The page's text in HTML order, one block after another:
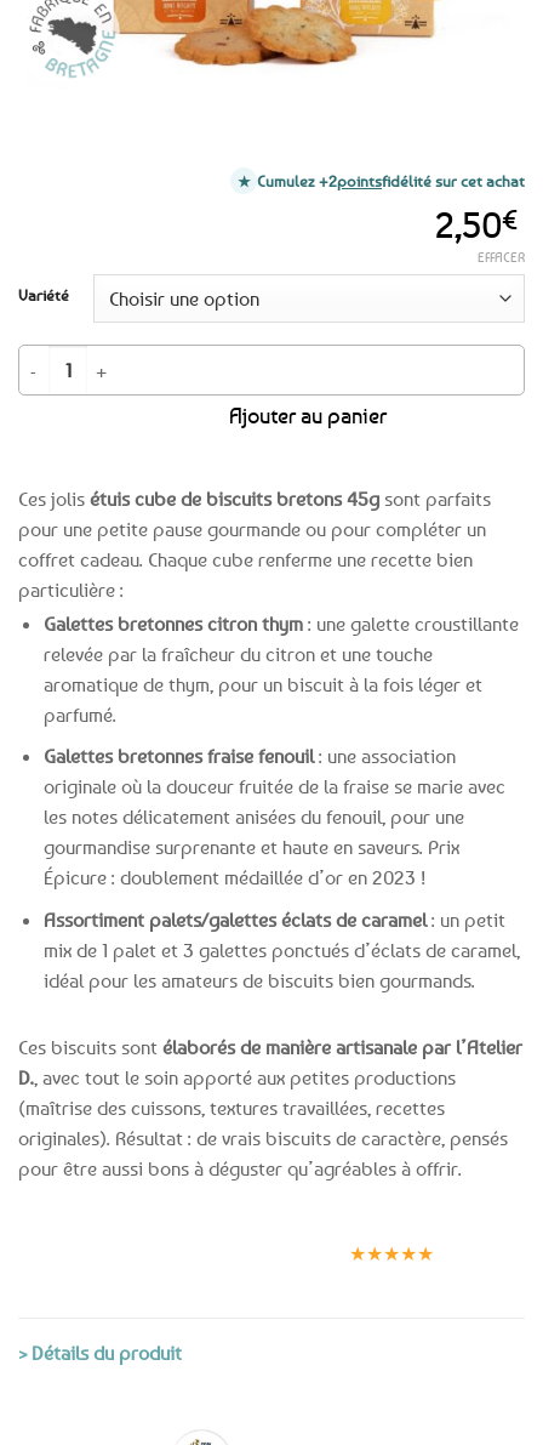
Ces jolis étuis cube de biscuits bretons 45g sont parfaits
pour une petite pause gourmande ou pour compléter un
coffret cadeau. Chaque cube renferme une recette bien
particulière :
Galettes bretonnes citron thym: une galette croustillante
relevée par la fraîcheur du citron et une touche
aromatique de thym, pour un biscuit à la fois léger et
parfumé.
Galettes bretonnes fraise fenouil: une association
originale où la douceur fruitée de la fraise se marie avec
les notes délicatement anisées du fenouil, pour une
gourmandise surprenante et haute en saveurs. Prix
Épicure : doublement médaillée d’or en 2023 !
Assortiment palets/galettes éclats de caramel: un petit
mix de 1 palet et 3 galettes ponctués d’éclats de caramel,
idéal pour les amateurs de biscuits bien gourmands.
Ces biscuits sont élaborés de manière artisanale par l’Atelier
D., avec tout le soin apporté aux petites productions
(maîtrise des cuissons, textures travaillées, recettes
originales). Résultat : de vrais biscuits de caractère, pensés
pour être aussi bons à déguster qu’agréables à offrir.
2,50€
Variété
EFFACER
quantité de Étuis cube biscuits bretons 45g – 3 variétés au choix
Ajouter au panier
Cumulez +2pointsfidélité sur cet achat
★★★★★
> Détails du produit